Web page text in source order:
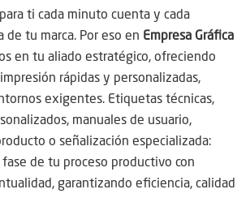
ti cada minuto cuenta y cada
de tu marca. Por eso en Empresa Gráfica
en tu aliado estratégico, ofreciendo
rápidas y personalizadas,
exigentes. Etiquetas técnicas,
manuales de usuario,
o señalización especializada:
fase de tu proceso productivo con
garantizando eficiencia, calidad